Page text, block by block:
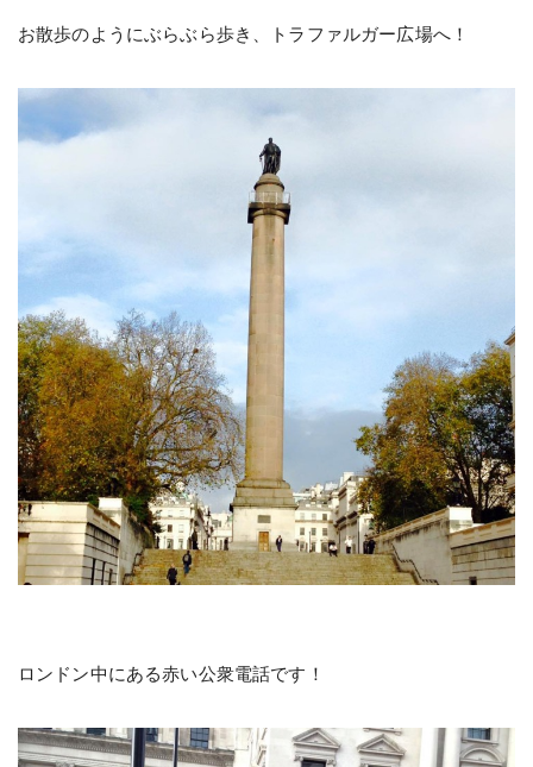
お散歩のようにぶらぶら歩き、トラファルガー広場へ！
ロンドン中にある赤い公衆電話です！